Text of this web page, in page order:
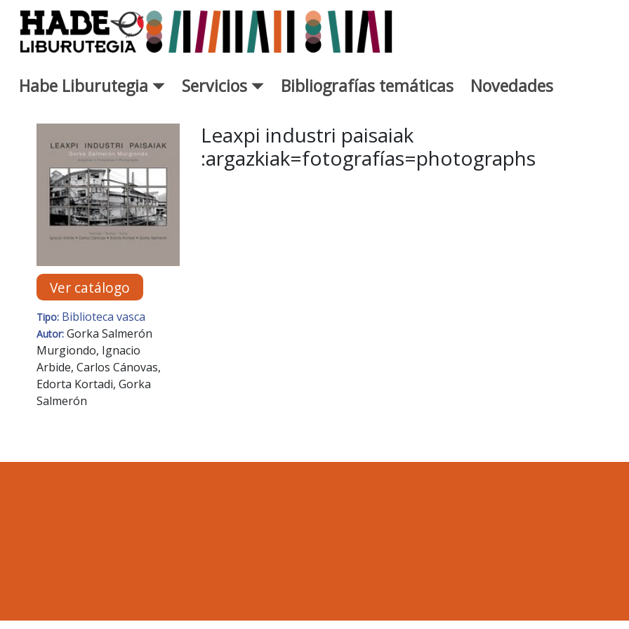
Saltar al contenido principal
Habe Liburutegia Servicios Bibliografías temáticas Novedades
Ficha de Novedades - Liburutegia
Ver catálogo
Tipo: Biblioteca vasca
Autor: Gorka Salmerón
Murgiondo, Ignacio
Arbide, Carlos Cánovas,
Edorta Kortadi, Gorka
Salmerón
Leaxpi industri paisaiak
:argazkiak=fotografías=photographs